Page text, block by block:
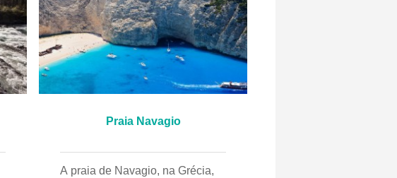
Praia Navagio
A praia de Navagio, na Grécia,